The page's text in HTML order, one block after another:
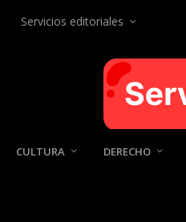
Servicios editoriales
CULTURA DERECHO